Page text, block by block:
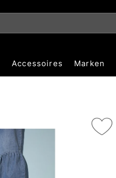
Accessoires Marken